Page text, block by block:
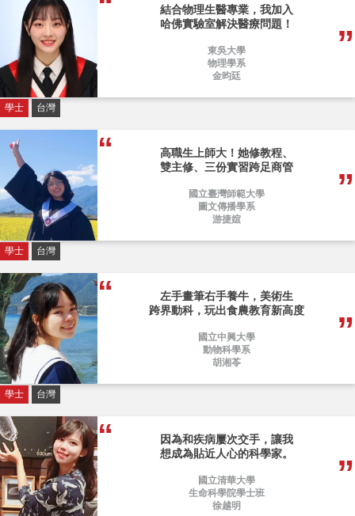
結合物理生醫專業，我加入
哈佛實驗室解決醫療問題！
東吳大學
物理學系
金昀廷
學士 台灣
高職生上師大！她修教程、
雙主修、三份實習跨足商管
國立臺灣師範大學
圖文傳播學系
游捷媗
學士 台灣
左手畫筆右手養牛，美術生
跨界動科，玩出食農教育新高度
國立中興大學
動物科學系
胡湘苓
學士 台灣
因為和疾病屢次交手，讓我
想成為貼近人心的科學家。
國立清華大學
生命科學院學士班
徐越明